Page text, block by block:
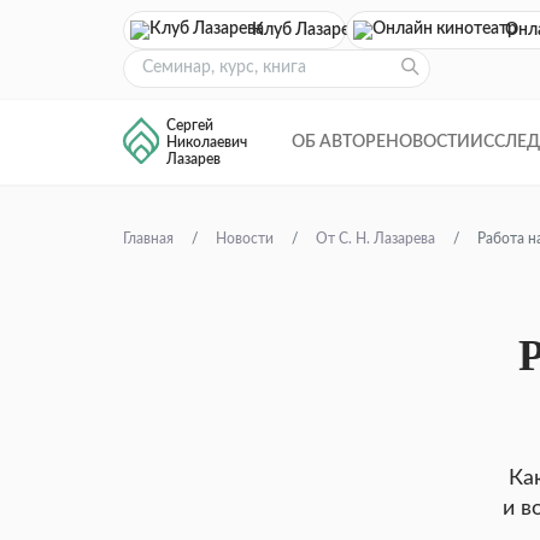
Клуб Лазарева
Сергей
Николаевич
Лазарев
ОБ АВТОРЕ НОВОСТИ
Главная Новости От С. Н. Лазарева Работа
и